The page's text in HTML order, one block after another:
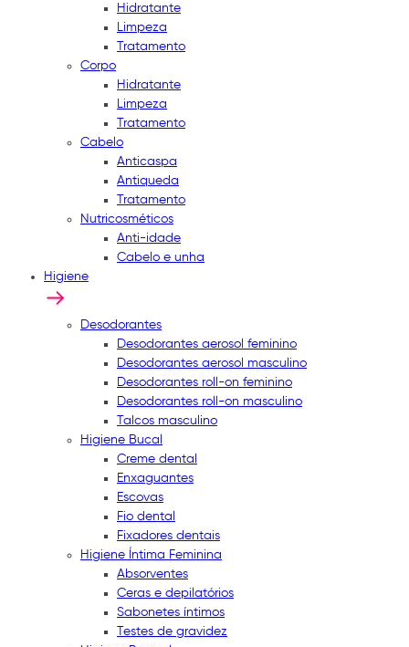
Hidratante
Limpeza
Tratamento
Corpo
Hidratante
Limpeza
Tratamento
Cabelo
Anticaspa
Antiqueda
Tratamento
Nutricosméticos
Anti-idade
Cabelo e unha
Higiene
Desodorantes
Desodorantes aerosol feminino
Desodorantes aerosol masculino
Desodorantes roll-on feminino
Desodorantes roll-on masculino
Talcos masculino
Higiene Bucal
Creme dental
Enxaguantes
Escovas
Fio dental
Fixadores dentais
Higiene Íntima Feminina
Absorventes
Ceras e depilatórios
Sabonetes íntimos
Testes de gravidez